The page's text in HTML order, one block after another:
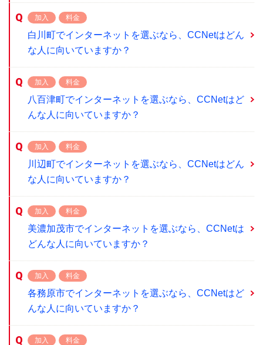
加入 料金
白川町でインターネットを選ぶなら、CCNetはどん
な人に向いていますか？
加入 料金
八百津町でインターネットを選ぶなら、CCNetはど
んな人に向いていますか？
加入 料金
川辺町でインターネットを選ぶなら、CCNetはどん
な人に向いていますか？
加入 料金
美濃加茂市でインターネットを選ぶなら、CCNetは
どんな人に向いていますか？
加入 料金
各務原市でインターネットを選ぶなら、CCNetはど
んな人に向いていますか？
加入 料金